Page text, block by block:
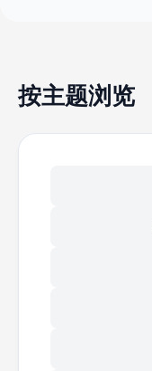
按主题浏览